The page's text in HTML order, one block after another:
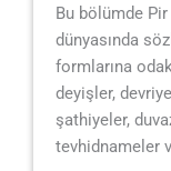
Bu bölümde
dünyasında
formlarına
deyişler,
şathiyeler,
tevhidnameler